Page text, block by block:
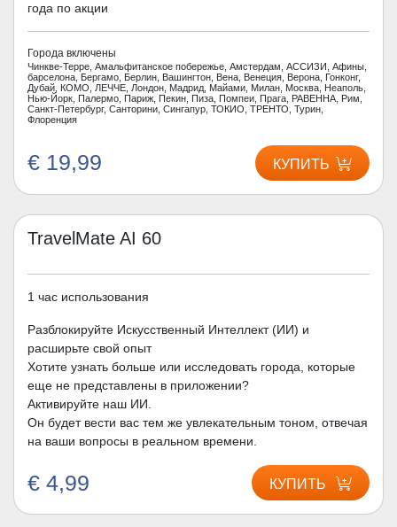
года по акции
Города включены
Чинкве-Терре, Амальфитанское побережье, Амстердам, АССИЗИ, Афины,
барселона, Бергамо, Берлин, Вашингтон, Вена, Венеция, Верона, Гонконг,
Дубай, КОМО, ЛЕЧЧЕ, Лондон, Мадрид, Майами, Милан, Москва, Неаполь,
Нью-Йорк, Палермо, Париж, Пекин, Пиза, Помпеи, Прага, РАВЕННА, Рим,
Санкт-Петербург, Санторини, Сингапур, ТОКИО, ТРЕНТО, Турин,
Флоренция
€ 19,99 КУПИТЬ
TravelMate AI 60
1 час использования
Разблокируйте Искусственный Интеллект (ИИ) и
расширьте свой опыт
Хотите узнать больше или исследовать города, которые
еще не представлены в приложении?
Активируйте наш ИИ.
Он будет вести вас тем же увлекательным тоном, отвечая
на ваши вопросы в реальном времени.
€ 4,99 КУПИТЬ